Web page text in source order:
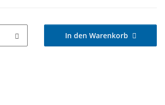
In den Warenkorb